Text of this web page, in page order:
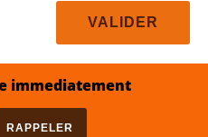
immediatement